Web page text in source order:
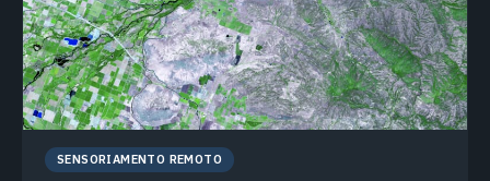
SENSORIAMENTO REMOTO